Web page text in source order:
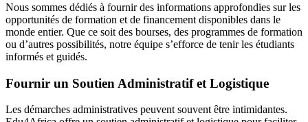
Nous sommes dédiés à fournir des informations approfondies sur les
opportunités de formation et de financement disponibles dans le
monde entier. Que ce soit des bourses, des programmes de formation
ou d’autres possibilités, notre équipe s’efforce de tenir les étudiants
informés et guidés.
Fournir un Soutien Administratif et Logistique
Les démarches administratives peuvent souvent être intimidantes.